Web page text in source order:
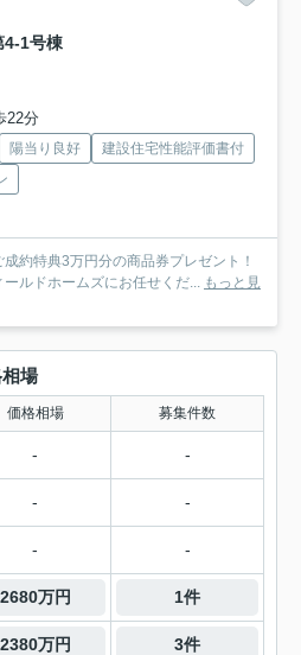
1号棟
22分
陽当り良好
建設住宅性能評価書付
約特典3万円分の商品券プレゼント！
ルドホームズにお任せくだ... もっと見
場
価格相場 募集件数
- -
- -
- -
2680万円 1件
2380万円 3件